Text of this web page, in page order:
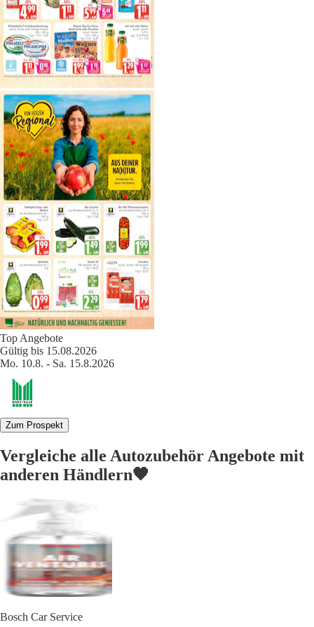
Top Angebote
Gültig bis 15.08.2026
Mo. 10.8. - Sa. 15.8.2026
Zum Prospekt
Vergleiche alle Autozubehör Angebote mit
anderen Händlern🧡
Bosch Car Service